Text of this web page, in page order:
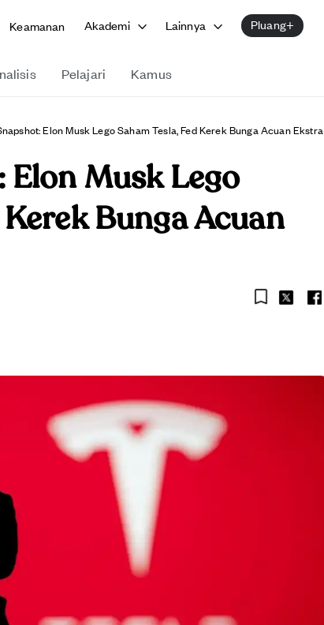
Keamanan Akademi Lainnya Pluang+
Pelajari Kamus
Elon Musk Lego Saham Tesla, Fed Kerek Bunga Acuan Ekstra
Musk Lego
Bunga Acuan